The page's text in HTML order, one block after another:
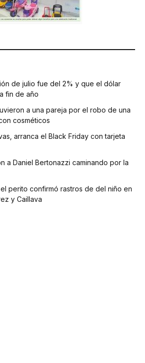
de julio fue del 2% y que el dólar
fin de año
a una pareja por el robo de una
cosméticos
arranca el Black Friday con tarjeta
a Daniel Bertonazzi caminando por la
perito confirmó rastros de del niño en
y Caillava